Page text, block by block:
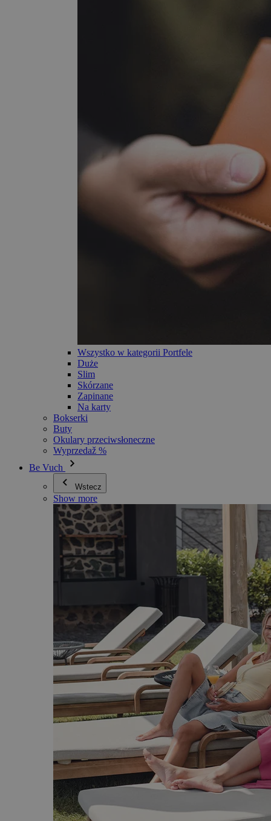
Wszystko w kategorii Portfele
Duże
Slim
Skórzane
Zapinane
Na karty
Bokserki
Buty
Okulary przeciwsłoneczne
Wyprzedaž %
Be Vuch
Wstecz
Show more